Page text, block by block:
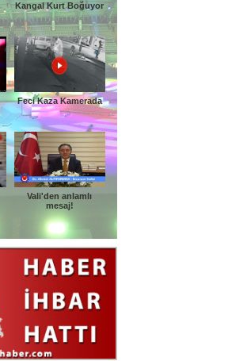
Kangal Kurt Boğuyor
Feci Kaza Kamerada
Vali'den anlamlı
mesaj!